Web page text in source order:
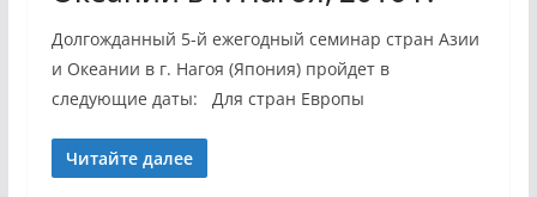
Долгожданный 5-й ежегодный семинар стран Азии
и Океании в г. Нагоя (Япония) пройдет в
следующие даты: Для стран Европы
Читайте далее